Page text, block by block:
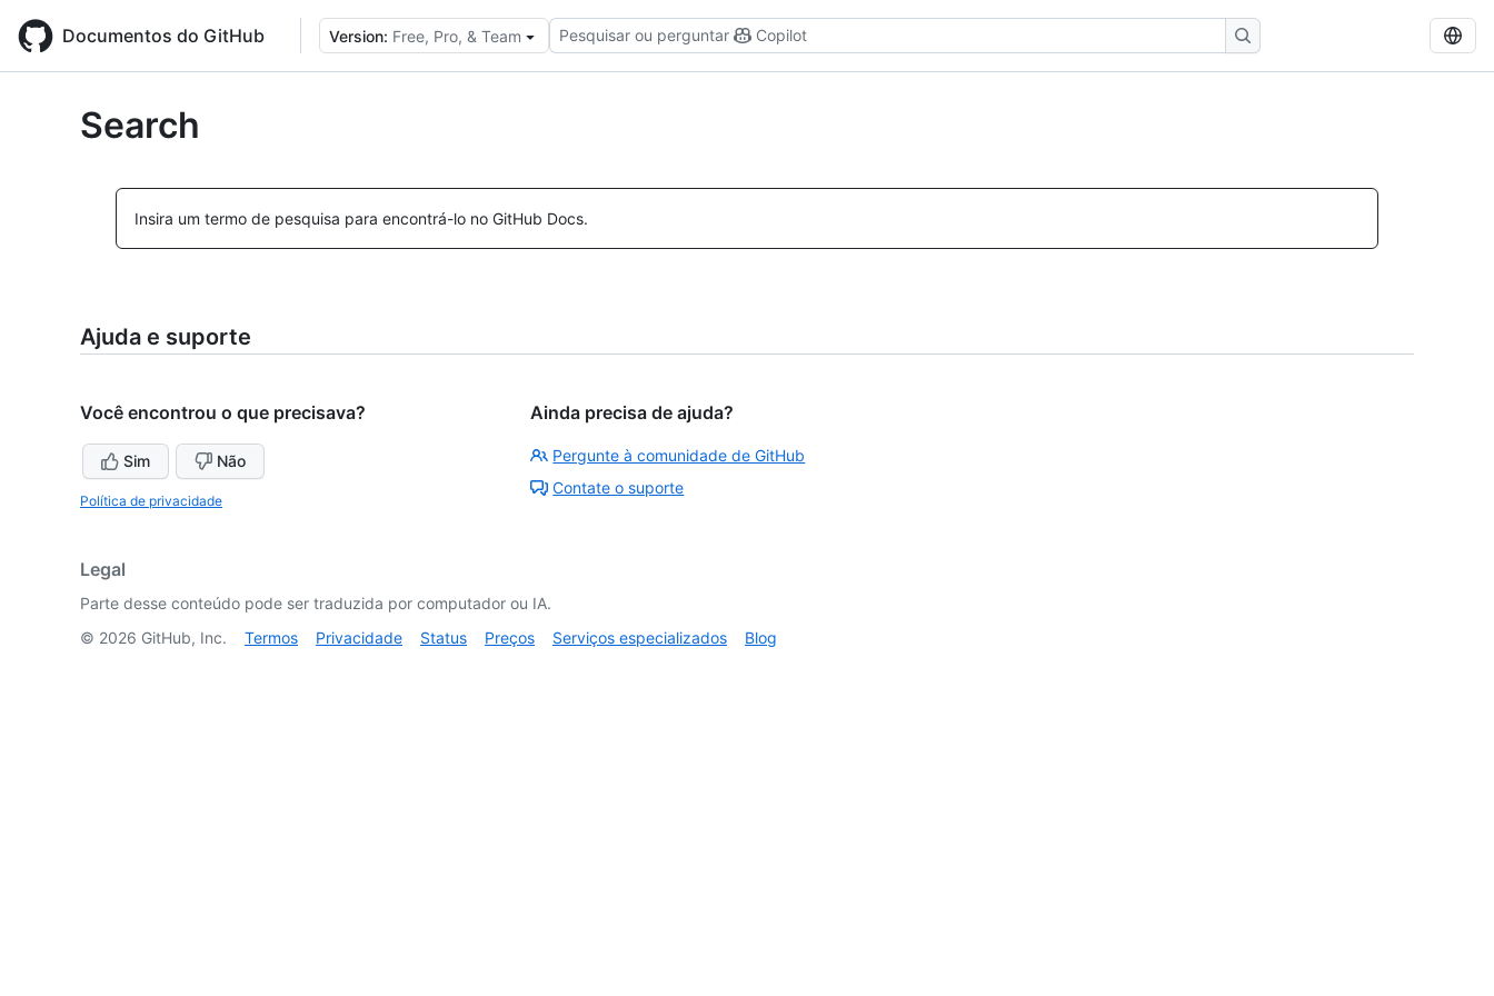
main
Documentos do GitHub Version: Free, Pro, & Team Pesquisar ou perguntar Copilot
Search
Insira um termo de pesquisa para encontrá-lo no GitHub Docs.
Ajuda e suporte
Você encontrou o que precisava?
Sim Não
Política de privacidade
Ainda precisa de ajuda?
Pergunte à comunidade de GitHub
Contate o suporte
Legal
Parte desse conteúdo pode ser traduzida por computador ou IA.
© 2026 GitHub, Inc. Termos Privacidade Status Preços Serviços especializados Blog